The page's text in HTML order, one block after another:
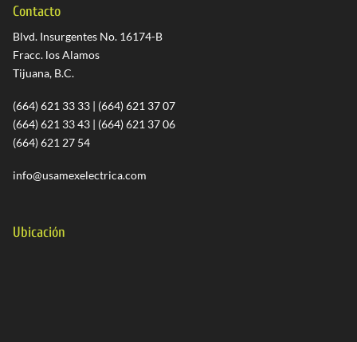
Contacto
Blvd. Insurgentes No. 16174-B
Fracc. los Alamos
Tijuana, B.C.
(664) 621 33 33 | (664) 621 37 07
(664) 621 33 43 | (664) 621 37 06
(664) 621 27 54
info@usamexelectrica.com
Ubicación